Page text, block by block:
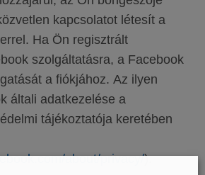
kapcsolatot létesít a
Ha Ön regisztrált
szolgáltatásra, a Facebook
a fiókjához. Az ilyen
általi adatkezelése a
tájékoztatója keretében
about/privacy/).